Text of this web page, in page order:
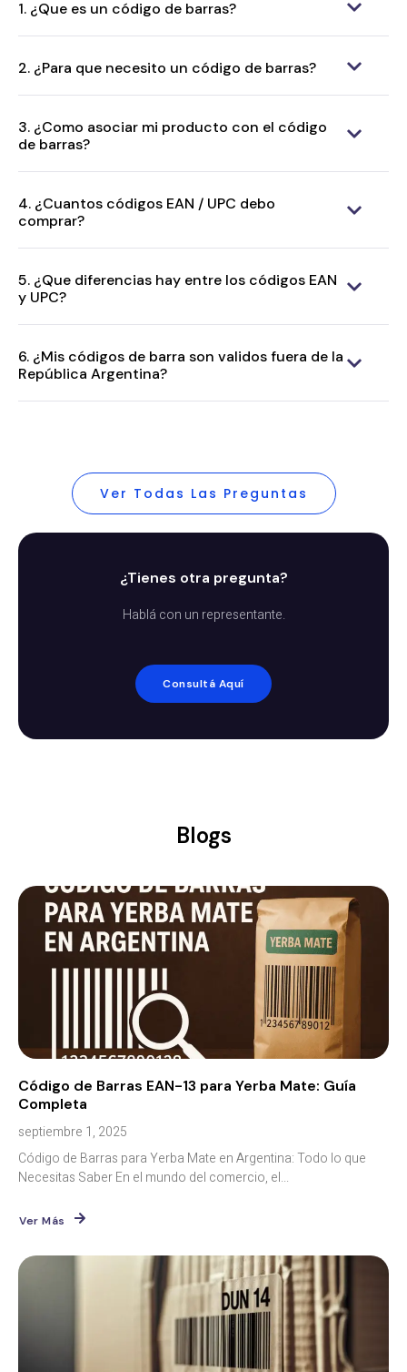
1. ¿Que es un código de barras?
2. ¿Para que necesito un código de barras?
3. ¿Como asociar mi producto con el código
de barras?
4. ¿Cuantos códigos EAN / UPC debo
comprar?
5. ¿Que diferencias hay entre los códigos EAN
y UPC?
6. ¿Mis códigos de barra son validos fuera de la
República Argentina?
Ver Todas Las Preguntas
¿Tienes otra pregunta?
Hablá con un representante.
Consultá Aquí
Blogs
Código de Barras EAN-13 para Yerba Mate: Guía
Completa
septiembre 1, 2025
Código de Barras para Yerba Mate en Argentina: Todo lo que
Necesitas Saber En el mundo del comercio, el...
Ver Más